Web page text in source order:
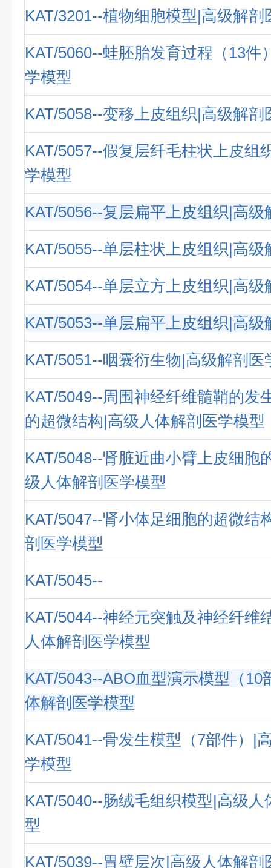
KAT/3201--植物细胞模型|高级解剖
KAT/5060--蛙胚胎发育过程（13件
学模型
KAT/5058--变移上皮组织|高级解剖
KAT/5057--假复层纤毛柱状上皮组
学模型
KAT/5056--复层扁平上皮组织|高级
KAT/5055--单层柱状上皮组织|高级
KAT/5054--单层立方上皮组织|高级
KAT/5053--单层扁平上皮组织|高级
KAT/5051--咽囊衍生物|高级解剖医
KAT/5049--周围神经纤维髓鞘的发
的超微结构|高级人体解剖医学模型
KAT/5048--肾脏近曲小臂上皮细胞
级人体解剖医学模型
KAT/5047--肾小体足细胞的超微结
剖医学模型
KAT/5045--
KAT/5044--神经元突触及神经纤维
人体解剖医学模型
KAT/5043--ABO血型演示模型（10
体解剖医学模型
KAT/5041--骨发生模型（7部件）|
学模型
KAT/5040--肠绒毛组织模型|高级人
型
KAT/5039--胃壁层次|高级人体解剖